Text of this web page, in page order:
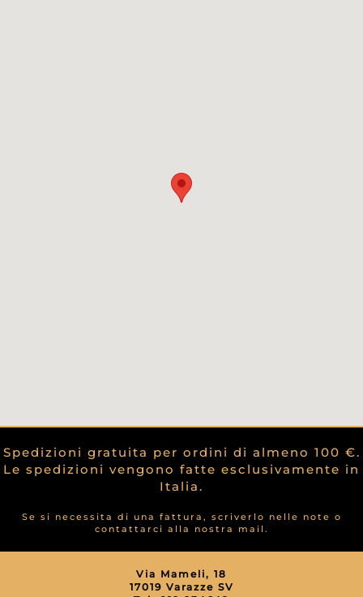
Spedizioni gratuita per ordini di almeno 100 €.
Le spedizioni vengono fatte esclusivamente in
Italia.
Se si necessita di una fattura, scriverlo nelle note o
contattarci alla nostra mail.
Via Mameli, 18
17019 Varazze SV